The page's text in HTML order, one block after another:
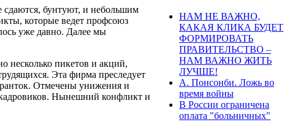
сдаются, бунтуют, и небольшим
которые ведет профсоюз
уже давно. Далее мы
несколько пикетов и акций,
Эта фирма преследует
Отмечены унижения и
Нынешний конфликт и
НАМ НЕ ВАЖНО,
КАКАЯ КЛИКА БУДЕТ
ФОРМИРОВАТЬ
ПРАВИТЕЛЬСТВО –
НАМ ВАЖНО ЖИТЬ
ЛУЧШЕ!
А. Понсонби. Ложь во
время войны
В России ограничена
оплата "больничных"